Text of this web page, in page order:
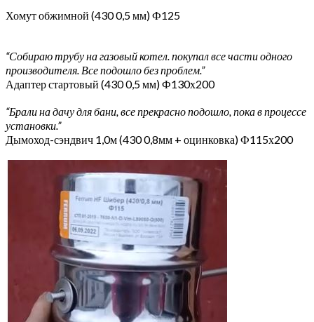
Хомут обжимной (430 0,5 мм) Ф125
“Собираю трубу на газовый котел. покупал все части одного
производителя. Все подошло без проблем.”
Адаптер стартовый (430 0,5 мм) Ф130х200
“Брали на дачу для бани, все прекрасно подошло, пока в процессе
установки.”
Дымоход-сэндвич 1,0м (430 0,8мм + оцинковка) Ф115х200